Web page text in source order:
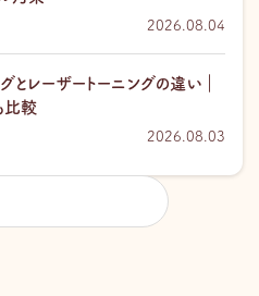
2026.08.04
とレーザートーニングの違い｜
比較
2026.08.03